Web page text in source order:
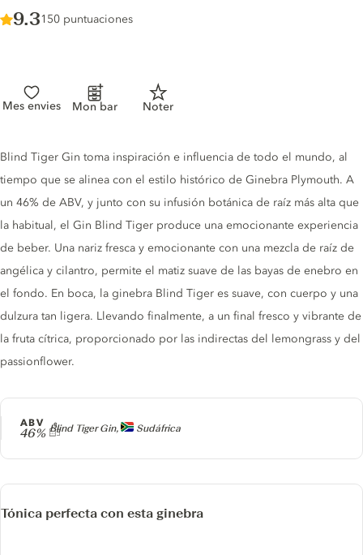
Score :
9.3/ 10
150 puntuaciones
Mes envies Mon bar Noter
Producer
Blind Tiger Gin, Sudáfrica
ABV
46%
Gin description
Blind Tiger Gin toma inspiración e influencia de todo el mundo, al
tiempo que se alinea con el estilo histórico de Ginebra Plymouth. A
un 46% de ABV, y junto con su infusión botánica de raíz más alta que
la habitual, el Gin Blind Tiger produce una emocionante experiencia
de beber. Una nariz fresca y emocionante con una mezcla de raíz de
angélica y cilantro, permite el matiz suave de las bayas de enebro en
el fondo. En boca, la ginebra Blind Tiger es suave, con cuerpo y una
dulzura tan ligera. Llevando finalmente, a un final fresco y vibrante de
la fruta cítrica, proporcionado por las indirectas del lemongrass y del
passionflower.
Tónica perfecta con esta ginebra